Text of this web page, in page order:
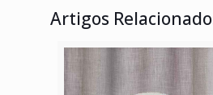
Artigos